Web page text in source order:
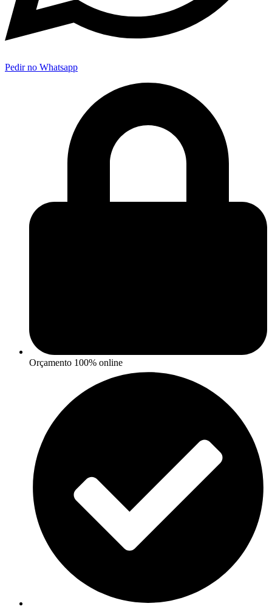
Pedir no Whatsapp
Orçamento 100% online